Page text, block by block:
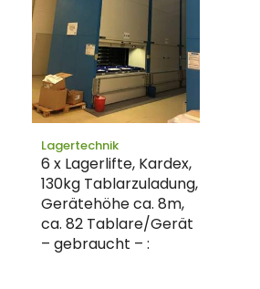
Lagertechnik
6 x Lagerlifte, Kardex,
130kg Tablarzuladung,
Gerätehöhe ca. 8m,
ca. 82 Tablare/Gerät
– gebraucht – :